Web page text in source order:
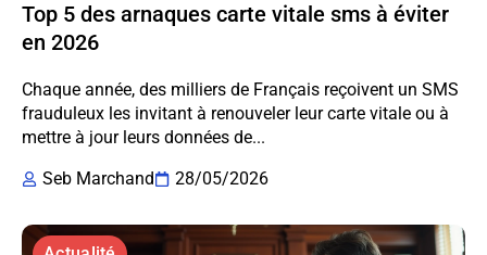
Top 5 des arnaques carte vitale sms à éviter
en 2026
Chaque année, des milliers de Français reçoivent un SMS
frauduleux les invitant à renouveler leur carte vitale ou à
mettre à jour leurs données de...
Seb Marchand
28/05/2026